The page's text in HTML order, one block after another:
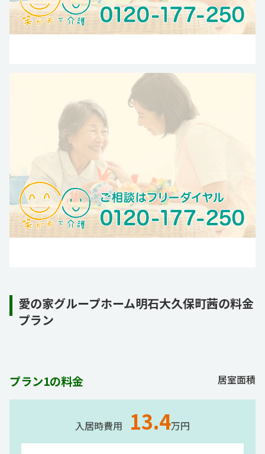
愛の家グループホーム明石大久保町茜の料金
プラン
プラン1の料金 居室面積
入居時費用 13.4万円